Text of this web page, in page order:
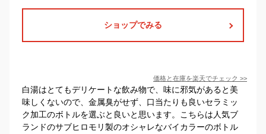
ショップでみる
価格と在庫を楽天でチェック >>
白湯はとてもデリケートな飲み物で、味に邪気があると美
味しくないので、金属臭がせず、口当たりも良いセラミッ
ク加工のボトルを選ぶと良いと思います。こちらは人気ブ
ランドのサブヒロモリ製のオシャレなバイカラーのボトル